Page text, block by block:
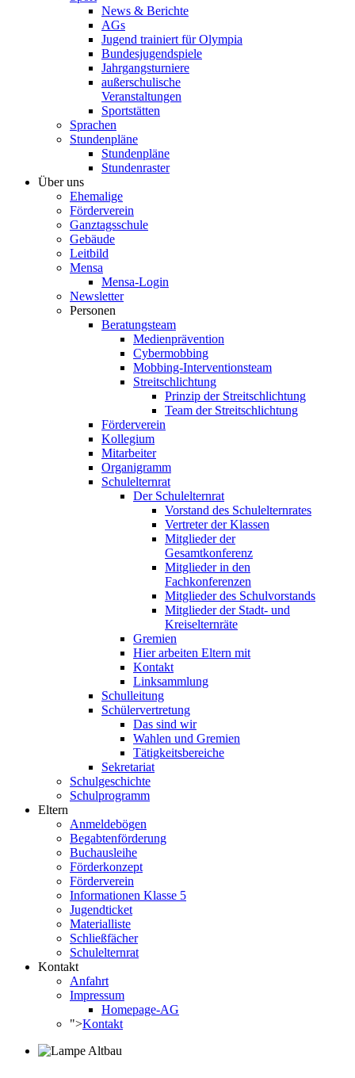
News & Berichte
AGs
Jugend trainiert für Olympia
Bundesjugendspiele
Jahrgangsturniere
außerschulische
Veranstaltungen
Sportstätten
Sprachen
Stundenpläne
Stundenpläne
Stundenraster
Über uns
Ehemalige
Förderverein
Ganztagsschule
Gebäude
Leitbild
Mensa
Mensa-Login
Newsletter
Personen
Beratungsteam
Medienprävention
Cybermobbing
Mobbing-Interventionsteam
Streitschlichtung
Prinzip der Streitschlichtung
Team der Streitschlichtung
Förderverein
Kollegium
Mitarbeiter
Organigramm
Schulelternrat
Der Schulelternrat
Vorstand des Schulelternrates
Vertreter der Klassen
Mitglieder der
Gesamtkonferenz
Mitglieder in den
Fachkonferenzen
Mitglieder des Schulvorstands
Mitglieder der Stadt- und
Kreiselternräte
Gremien
Hier arbeiten Eltern mit
Kontakt
Linksammlung
Schulleitung
Schülervertretung
Das sind wir
Wahlen und Gremien
Tätigkeitsbereiche
Sekretariat
Schulgeschichte
Schulprogramm
Eltern
Anmeldebögen
Begabtenförderung
Buchausleihe
Förderkonzept
Förderverein
Informationen Klasse 5
Jugendticket
Materialliste
Schließfächer
Schulelternrat
Kontakt
Anfahrt
Impressum
Homepage-AG
">Kontakt